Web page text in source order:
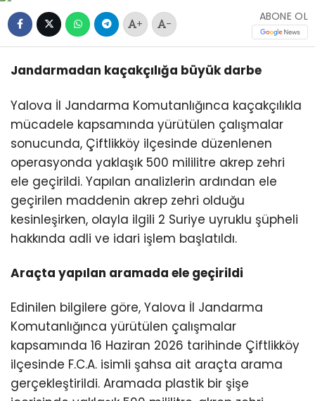
+ -
ABONE OL
Jandarmadan kaçakçılığa büyük darbe
Yalova İl Jandarma Komutanlığınca kaçakçılıkla
mücadele kapsamında yürütülen çalışmalar
sonucunda, Çiftlikköy ilçesinde düzenlenen
operasyonda yaklaşık 500 mililitre akrep zehri
ele geçirildi. Yapılan analizlerin ardından ele
geçirilen maddenin akrep zehri olduğu
kesinleşirken, olayla ilgili 2 Suriye uyruklu şüpheli
hakkında adli ve idari işlem başlatıldı.
Araçta yapılan aramada ele geçirildi
Edinilen bilgilere göre, Yalova İl Jandarma
Komutanlığınca yürütülen çalışmalar
kapsamında 16 Haziran 2026 tarihinde Çiftlikköy
ilçesinde F.C.A. isimli şahsa ait araçta arama
gerçekleştirildi. Aramada plastik bir şişe